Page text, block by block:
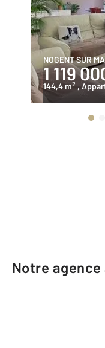
NOGENT SUR
1 119
144,4 m2 ,
Notre agence